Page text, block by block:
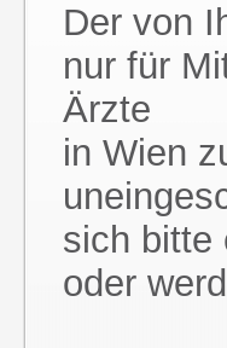
Der von
nur für
Ärzte
in Wien
sich bitte
oder